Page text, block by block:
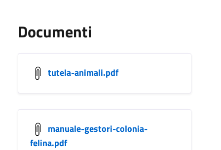
Documenti
tutela-animali.pdf
manuale-gestori-colonia-
felina.pdf